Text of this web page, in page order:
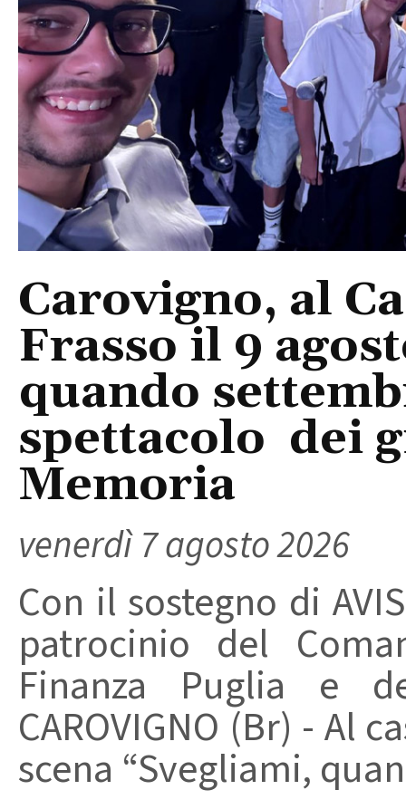
Carovigno, al
Frasso il 9
quando
spettacolo dei
Memoria
venerdì 7 agosto 2026
Con il sostegno di
patrocinio del
Finanza Puglia e
CAROVIGNO (Br) - Al
scena “Svegliami,